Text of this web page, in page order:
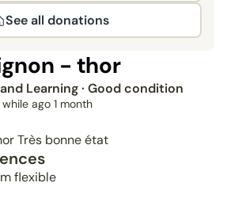
See all donations
- thor
Learning· Good condition
ago 1 month
Très bonne état
flexible